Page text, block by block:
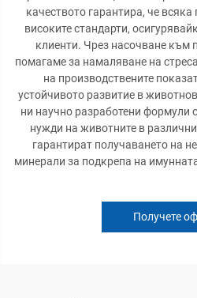
качеството гарантира, че
високите стандарти,
клиенти. Чрез насочване към
помагаме за намаляване на
на производствените
устойчивото развитие в
ни научно разработени формули
нужди на животните в
гарантират получаването на
минерали за подкрепа на
Получете